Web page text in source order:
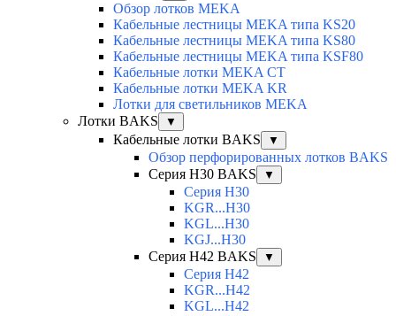
Обзор лотков MEKA
Кабельные лестницы MEKA типа KS20
Кабельные лестницы MEKA типа KS80
Кабельные лестницы MEKA типа KSF80
Кабельные лотки MEKA CT
Кабельные лотки MEKA KR
Лотки для светильников MEKA
Лотки BAKS
▼
Кабельные лотки BAKS ▼
Обзор перфорированных лотков BAKS
Серия H30 BAKS
▼
Серия H30
KGR...H30
KGL...H30
KGJ...H30
Серия H42 BAKS
▼
Серия H42
KGR...H42
KGL...H42